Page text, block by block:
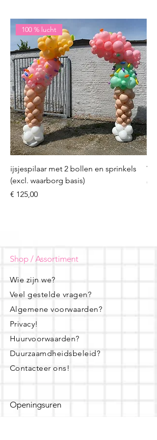
100 % lucht
ijsjespilaar met 2 bollen en sprinkels
(excl. waarborg basis)
Prijs
€ 125,00
Prijs
€
Shop / Assortiment
Wie zijn we?
Veel gestelde vragen?
Algemene voorwaarden?
Privacy!
Huurvoorwaarden?
Duurzaamdheidsbeleid?
Contacteer ons!
Openingsuren